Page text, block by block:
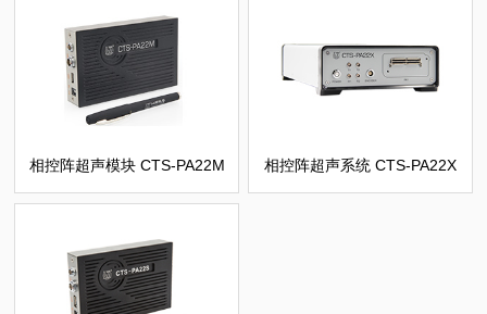
相控阵超声模块 CTS-PA22M 相控阵超声系统 CTS-PA22X